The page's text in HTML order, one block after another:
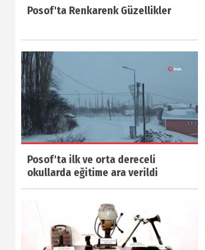
Posof'ta Renkarenk Güzellikler
Posof'ta ilk ve orta dereceli
okullarda eğitime ara verildi